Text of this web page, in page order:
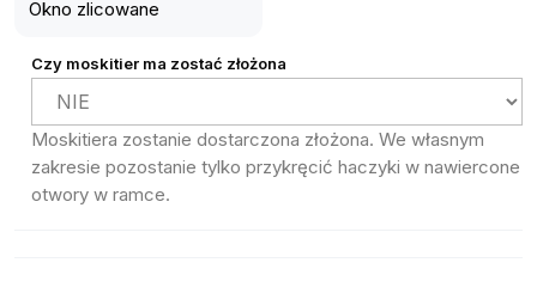
Okno zlicowane
Czy moskitier ma zostać złożona
Moskitiera zostanie dostarczona złożona. We własnym
zakresie pozostanie tylko przykręcić haczyki w nawiercone
otwory w ramce.
0
1
2
1
2
3
4
5
2
3
4
5
6
2
3
4
5
6